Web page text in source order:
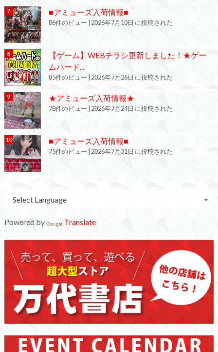
■アミューズ入荷情報■
86件のビュー 2026年7月10日 に投稿された
【ゲーム】WEBチラシ更新しました！★ゲー
ムハード...
85件のビュー 2026年7月26日 に投稿された
★アミューズ入荷情報★
78件のビュー 2026年7月24日 に投稿された
■アミューズ入荷情報■
75件のビュー 2026年7月31日 に投稿された
Powered by Translate